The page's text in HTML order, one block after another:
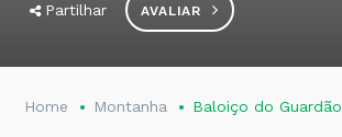
Partilhar AVALIAR
Home Montanha Baloiço do Guardão